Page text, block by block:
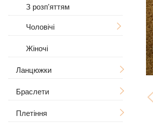
Дерево Життя
Знаки зодіаку
У вигляді собаки
Для тварин
З розп'яттям
Чоловічі
Великі
Жіночі
Ланцюжки
Чоловічі
Великі / Товсті
Жіночі
Браслети
Чоловічі
Плетіння